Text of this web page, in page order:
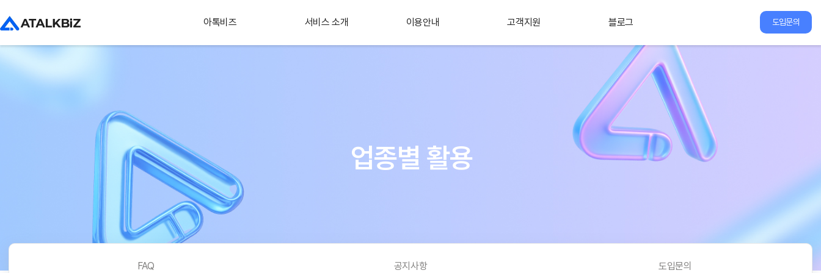
아톡비즈 서비스 소개 이용안내 고객지원 블로그 도입문의
업종별 활용
FAQ 공지사항 도입문의